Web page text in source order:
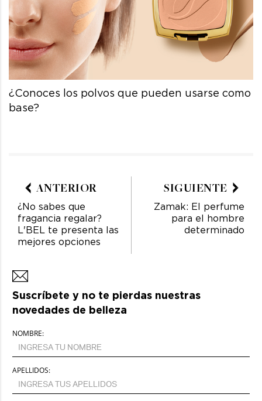
¿Conoces los polvos que pueden usarse como
base?
ANTERIOR
¿No sabes que
fragancia regalar?
L'BEL te presenta las
mejores opciones
SIGUIENTE
Zamak: El perfume
para el hombre
determinado
Suscríbete y no te pierdas nuestras
novedades de belleza
NOMBRE:
APELLIDOS: